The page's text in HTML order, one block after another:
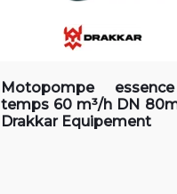
Motopompe
temps 60 m³/h DN
Drakkar Equipement